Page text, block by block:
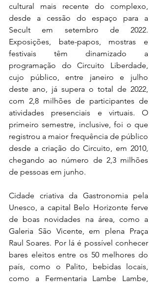
cultural mais recente do complexo,
desde a cessão do espaço para a
Secult em setembro de 2022.
Exposições, bate-papos, mostras e
festivais têm dinamizado a
programação do Circuito Liberdade,
cujo público, entre janeiro e julho
deste ano, já supera o total de 2022,
com 2,8 milhões de participantes de
atividades presenciais e virtuais. O
primeiro semestre, inclusive, foi o que
registrou a maior frequência de público
desde a criação do Circuito, em 2010,
chegando ao número de 2,3 milhões
de pessoas em junho.
Cidade criativa da Gastronomia pela
Unesco, a capital Belo Horizonte ferve
de boas novidades na área, como a
Galeria São Vicente, em plena Praça
Raul Soares. Por lá é possível conhecer
bares eleitos entre os 50 melhores do
país, como o Palito, bebidas locais,
como a Fermentaria Lambe Lambe,